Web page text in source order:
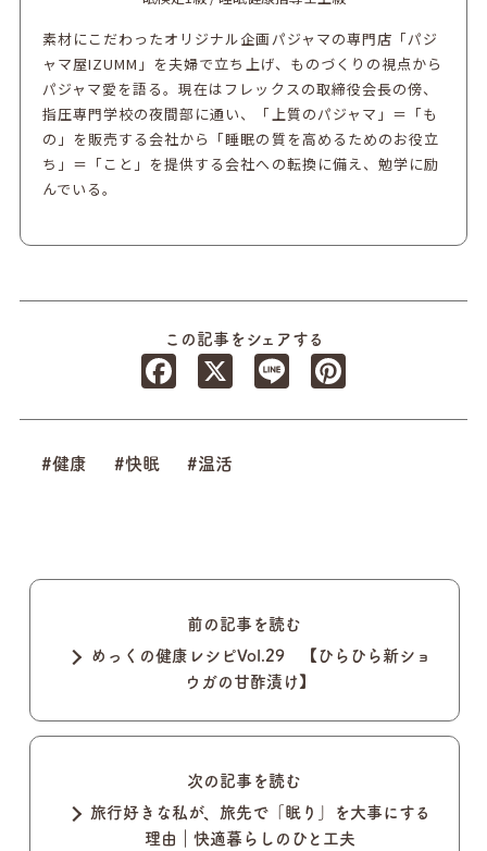
素材にこだわったオリジナル企画パジャマの専門店「パジ
ャマ屋IZUMM」を夫婦で立ち上げ、ものづくりの視点から
パジャマ愛を語る。現在はフレックスの取締役会長の傍、
指圧専門学校の夜間部に通い、「上質のパジャマ」＝「も
の」を販売する会社から「睡眠の質を高めるためのお役立
ち」＝「こと」を提供する会社への転換に備え、勉学に励
んでいる。
この記事をシェアする
Facebook
Line
#健康 #快眠 #温活
前の記事を読む
めっくの健康レシピVol.29 【ひらひら新ショ
ウガの甘酢漬け】
次の記事を読む
旅行好きな私が、旅先で「眠り」を大事にする
理由｜快適暮らしのひと工夫